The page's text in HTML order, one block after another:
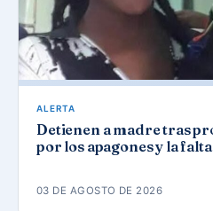
ALERTA
Detienen a madre tras
por los apagones y la falta
03 DE AGOSTO DE 2026